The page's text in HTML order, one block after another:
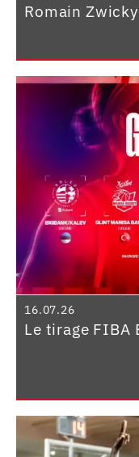
Romain Zwicky
16.07.26
Le tirage FIBA